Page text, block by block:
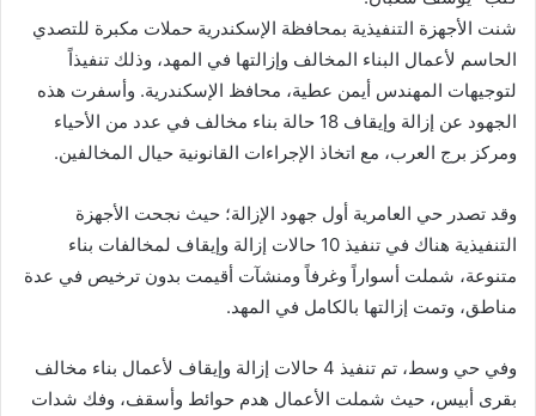
شنت الأجهزة التنفيذية بمحافظة الإسكندرية حملات مكبرة للتصدي
الحاسم لأعمال البناء المخالف وإزالتها في المهد، وذلك تنفيذاً
لتوجيهات المهندس أيمن عطية، محافظ الإسكندرية. وأسفرت هذه
الجهود عن إزالة وإيقاف 18 حالة بناء مخالف في عدد من الأحياء
ومركز برج العرب، مع اتخاذ الإجراءات القانونية حيال المخالفين.
وقد تصدر حي العامرية أول جهود الإزالة؛ حيث نجحت الأجهزة
التنفيذية هناك في تنفيذ 10 حالات إزالة وإيقاف لمخالفات بناء
متنوعة، شملت أسواراً وغرفاً ومنشآت أقيمت بدون ترخيص في عدة
مناطق، وتمت إزالتها بالكامل في المهد.
وفي حي وسط، تم تنفيذ 4 حالات إزالة وإيقاف لأعمال بناء مخالف
بقرى أبيس، حيث شملت الأعمال هدم حوائط وأسقف، وفك شدات